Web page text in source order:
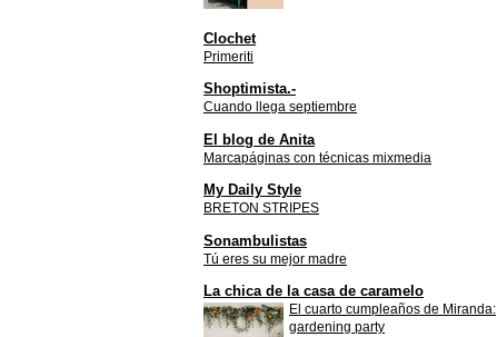
Clochet
Primeriti
Shoptimista.-
Cuando llega septiembre
El blog de Anita
Marcapáginas con técnicas mixmedia
My Daily Style
BRETON STRIPES
Sonambulistas
Tú eres su mejor madre
La chica de la casa de caramelo
El cuarto cumpleaños de Miranda:
gardening party